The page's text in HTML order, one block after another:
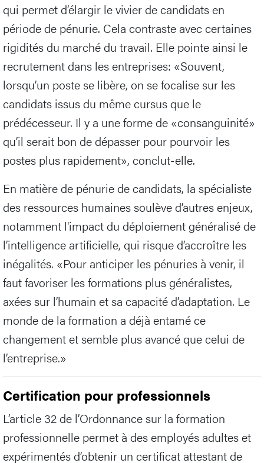
qui permet d’élargir le vivier de candidats en
période de pénurie. Cela contraste avec certaines
rigidités du marché du travail. Elle pointe ainsi le
recrutement dans les entreprises: «Souvent,
lorsqu’un poste se libère, on se focalise sur les
candidats issus du même cursus que le
prédécesseur. Il y a une forme de «consanguinité»
qu’il serait bon de dépasser pour pourvoir les
postes plus rapidement», conclut-elle.
En matière de pénurie de candidats, la spécialiste
des ressources humaines soulève d’autres enjeux,
notamment l'impact du déploiement généralisé de
l’intelligence artificielle, qui risque d’accroître les
inégalités. «Pour anticiper les pénuries à venir, il
faut favoriser les formations plus généralistes,
axées sur l’humain et sa capacité d’adaptation. Le
monde de la formation a déjà entamé ce
changement et semble plus avancé que celui de
l’entreprise.»
Certification pour professionnels
L’article 32 de l’Ordonnance sur la formation
professionnelle permet à des employés adultes et
expérimentés d’obtenir un certificat attestant de